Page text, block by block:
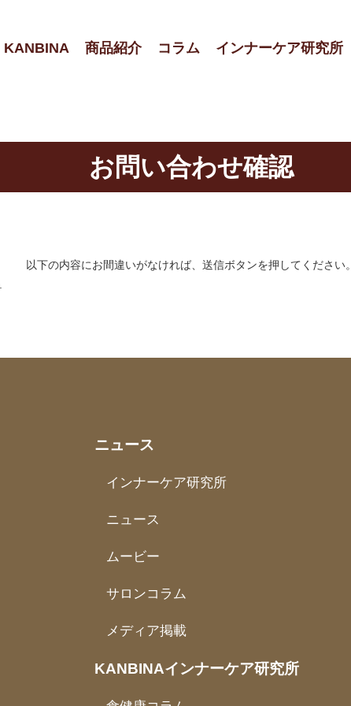
KANBINA 商品紹介 コラム インナーケア研究所
お問い合わせ確認
以下の内容にお間違いがなければ、送信ボタンを押してください。
ニュース
インナーケア研究所
ニュース
ムービー
サロンコラム
メディア掲載
KANBINAインナーケア研究所